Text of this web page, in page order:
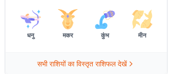
धनु मकर कुंभ मीन
सभी राशियों का विस्तृत राशिफल देखें